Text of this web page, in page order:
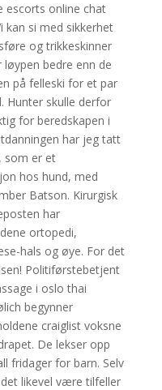
escorts online chat
kan si med sikkerhet
og trikkeskinner
bedre enn de
på felleski for et par
Hunter skulle derfor
for beredskapen i
har jeg tatt
som er et
hos hund, med
Batson. Kirurgisk
har
ortopedi,
hals og øye. For det
Politiførstebetjent
i oslo thai
begynner
craiglist voksne
De lekser opp
fridager for barn. Selv
likevel være tilfeller